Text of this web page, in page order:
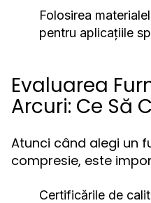
Folosirea
pentru aplicațiile
Evaluarea
Arcuri: Ce Să
Atunci când alegi un
compresie, este
Certificările de